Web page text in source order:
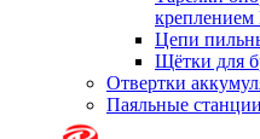
Цепи
Щётки для
Отвертки
Паяльные станции